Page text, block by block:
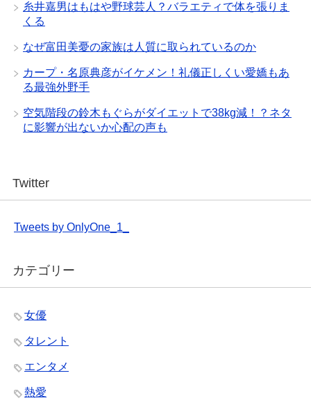
糸井嘉男はもはや野球芸人？バラエティで体を張りま
くる
なぜ富田美憂の家族は人質に取られているのか
カープ・名原典彦がイケメン！礼儀正しくい愛嬌もあ
る最強外野手
空気階段の鈴木もぐらがダイエットで38kg減！？ネタ
に影響が出ないか心配の声も
Twitter
Tweets by OnlyOne_1_
カテゴリー
女優
タレント
エンタメ
熱愛